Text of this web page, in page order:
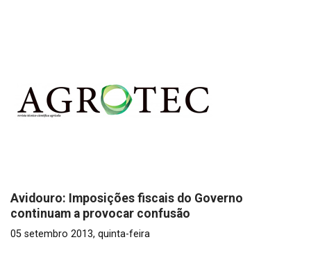
Avidouro: Imposições fiscais do Governo
continuam a provocar confusão
05 setembro 2013, quinta-feira